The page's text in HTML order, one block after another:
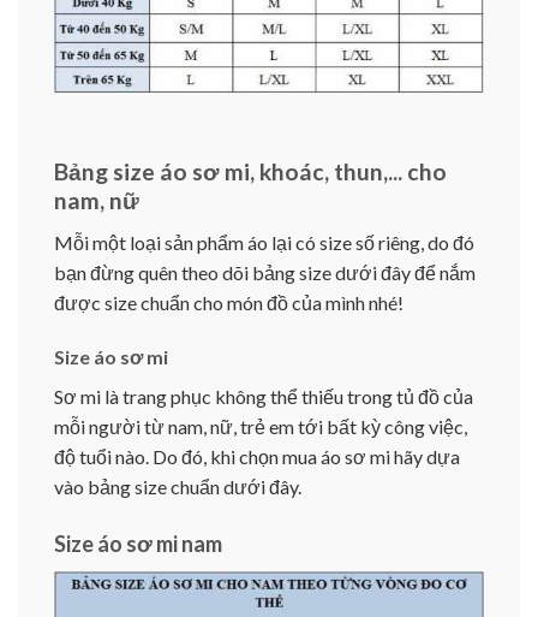
Bảng size áo sơ mi, khoác, thun,... cho
nam, nữ
Mỗi một loại sản phẩm áo lại có size số riêng, do đó
bạn đừng quên theo dõi bảng size dưới đây để nắm
được size chuẩn cho món đồ của mình nhé!
Size áo sơ mi
Sơ mi là trang phục không thể thiếu trong tủ đồ của
mỗi người từ nam, nữ, trẻ em tới bất kỳ công việc,
độ tuổi nào. Do đó, khi chọn mua áo sơ mi hãy dựa
vào bảng size chuẩn dưới đây.
Size áo sơ mi nam